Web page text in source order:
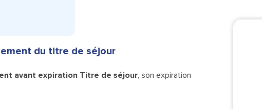
du titre de séjour
avant expiration Titre de séjour, son expiration